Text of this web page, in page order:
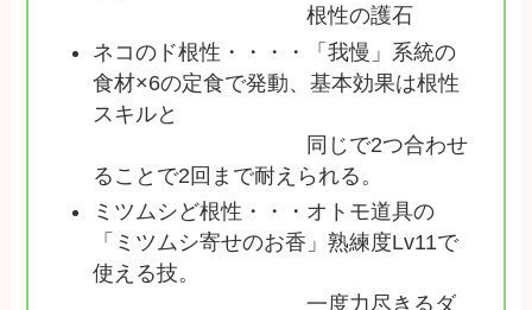
根性の護石
ネコのド根性・・・・「我慢」系統の
食材×6の定食で発動、基本効果は根性
スキルと
同じで2つ合わせ
ることで2回まで耐えられる。
ミツムシど根性・・・オトモ道具の
「ミツムシ寄せのお香」熟練度Lv11で
使える技。
一度力尽きるダ